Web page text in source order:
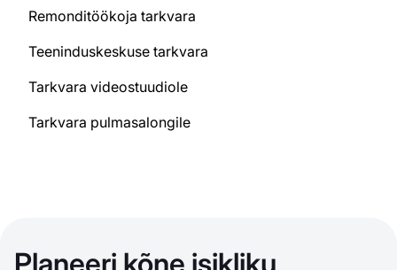
Remonditöökoja tarkvara
Teeninduskeskuse tarkvara
Tarkvara videostuudiole
Tarkvara pulmasalongile